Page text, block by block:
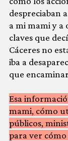
despreciaban
a mi mami y a
claves que
Cáceres no
iba a
que
Esa
mami, cómo
públicos,
para ver